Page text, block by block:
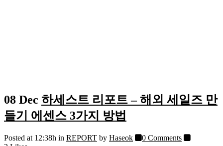
08 Dec 하세스트 리포트 – 해외 세일즈 만
들기 에센스 3가지 방법
Posted at 12:38h in REPORT by Haseok
0 Comments